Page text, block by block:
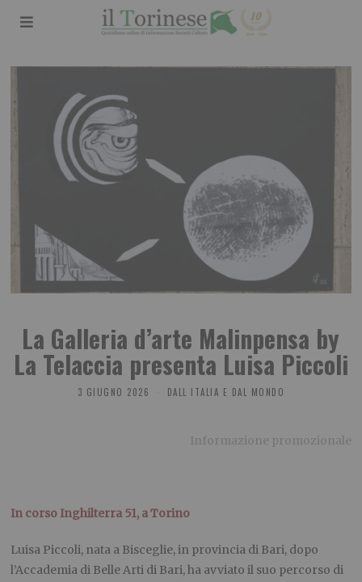
La Galleria d’arte Malinpensa by
La Telaccia presenta Luisa Piccoli
3 GIUGNO 2026 DALL ITALIA E DAL MONDO
Informazione promozionale
In corso Inghilterra 51, a Torino
Luisa Piccoli, nata a Bisceglie, in provincia di Bari, dopo
l’Accademia di Belle Arti di Bari, ha avviato il suo percorso di